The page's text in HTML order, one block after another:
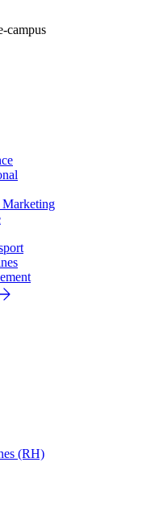
Marketing
(RH)